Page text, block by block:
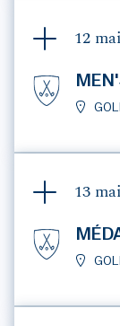
12
13